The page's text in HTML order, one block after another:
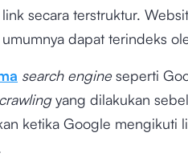
secara terstruktur.
dapat terindeks
search engineseperti
crawlingyang dilakukan
ketika Google mengikuti